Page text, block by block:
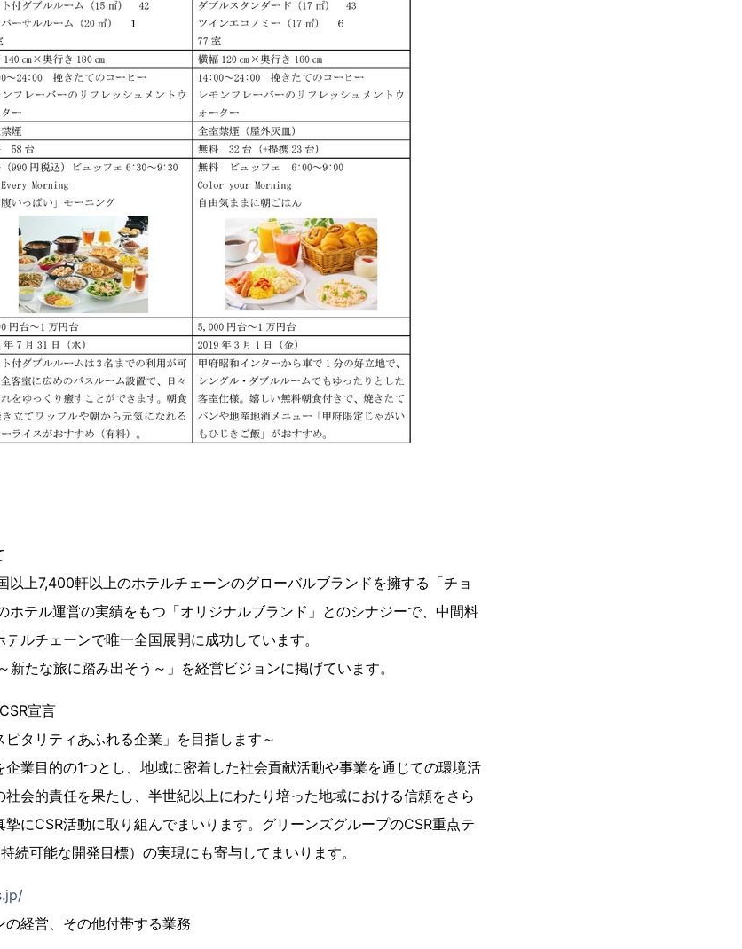
以上7,400軒以上のホテルチェーンのグローバルブランドを擁する「チョ
ホテル運営の実績をもつ「オリジナルブランド」とのシナジーで、中間料
ルチェーンで唯一全国展開に成功しています。
たな旅に踏み出そう～」を経営ビジョンに掲げています。
宣言
タリティあふれる企業」を目指します～
企業目的の1つとし、地域に密着した社会貢献活動や事業を通じての環境活
会的責任を果たし、半世紀以上にわたり培った地域における信頼をさら
にCSR活動に取り組んでまいります。グリーンズグループのCSR重点テ
続可能な開発目標）の実現にも寄与してまいります。
経営、その他付帯する業務